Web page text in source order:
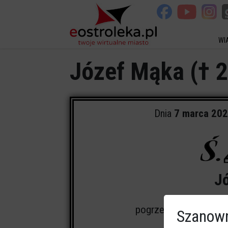
Józef Mąka (†
Dnia 7 marca
pogrzeb odbędzie
Msza św: